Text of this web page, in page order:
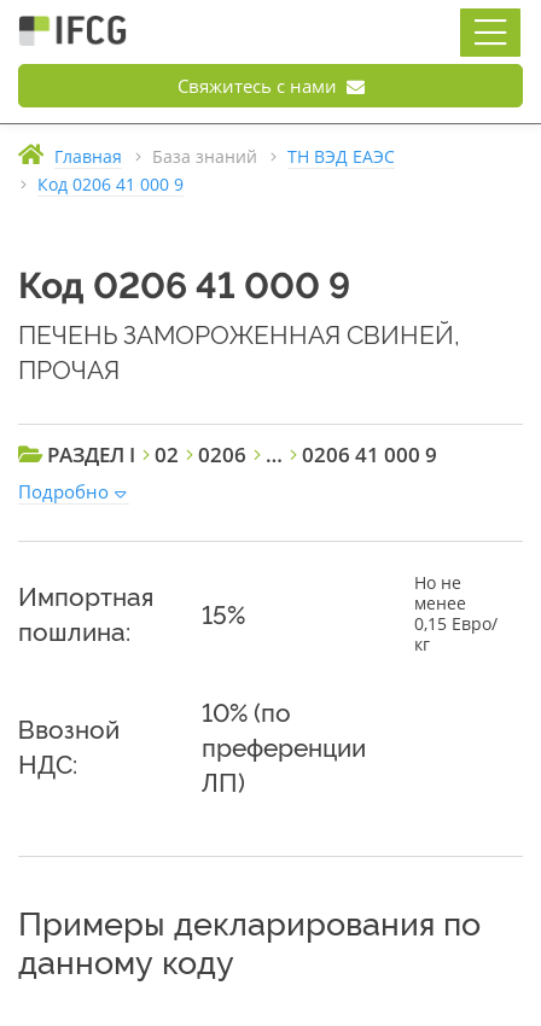
Свяжитесь с нами
Главная База знаний
ТН ВЭД ЕАЭС
Код 0206 41 000 9
Код 0206 41 000 9
ПЕЧЕНЬ ЗАМОРОЖЕННАЯ СВИНЕЙ,
ПРОЧАЯ
РАЗДЕЛ I 02 0206 … 0206 41 000 9
Подробно
Импортная
пошлина:
15%
Но не
менее
0,15 Евро/
кг
Ввозной
НДС:
10% (по
преференции
ЛП)
Примеры декларирования по
данному коду